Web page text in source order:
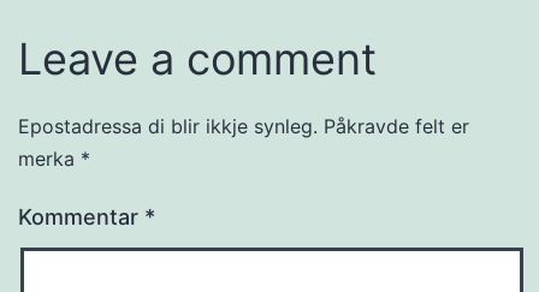
Leave a comment
Epostadressa di blir ikkje synleg. Påkravde felt er
merka *
Kommentar *